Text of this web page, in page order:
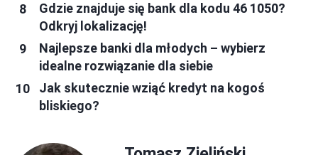
Gdzie znajduje się bank dla kodu 46 1050?
Odkryj lokalizację!
Najlepsze banki dla młodych – wybierz
idealne rozwiązanie dla siebie
Jak skutecznie wziąć kredyt na kogoś
bliskiego?